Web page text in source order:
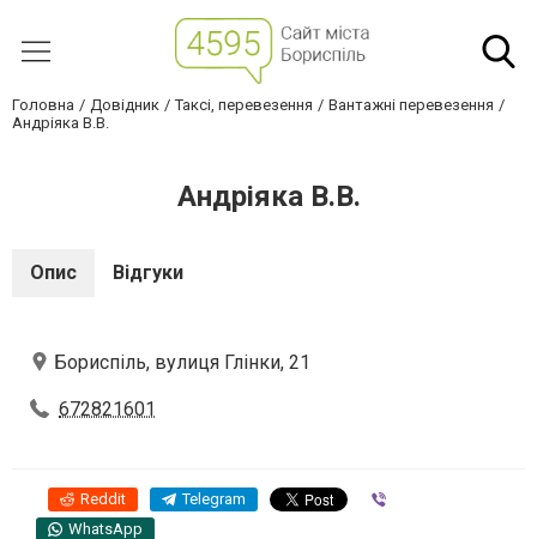
Головна Довідник Таксі, перевезення
Вантажні перевезення
Андріяка В.В.
Андріяка В.В.
Опис Відгуки
Бориспіль, вулиця Глінки, 21
672821601
Reddit Telegram
WhatsApp